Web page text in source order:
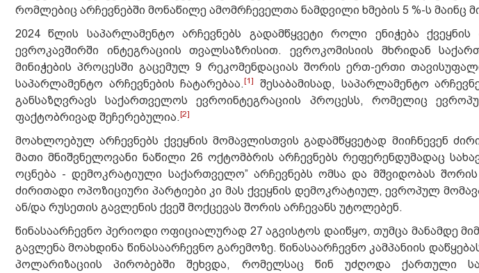
რომლებიც არჩევნებში მონაწილე ამომრჩეველთა ნამდვილი ხმების 5 %-ს მაინც
2024 წლის საპარლამენტო არჩევნებს გადამწყვეტი როლი ენიჭება
ევროკავშირში ინტეგრაციის თვალსაზრისით. ევროკომისიის მხრიდან
მინიჭების პროცესში გაცემულ 9 რეკომენდაციას შორის ერთ-ერთი
საპარლამენტო არჩევნების ჩატარებაა.[1]
შესაბამისად, საპარლამენტო
განსაზღვრავს საქართველოს ევროინტეგრაციის პროცესს, რომელიც
ფაქტობრივად შეჩერებულია.[2]
მოახლოებულ არჩევნებს ქვეყნის მომავლისთვის გადამწყვეტად მიიჩნევენ
მათი მნიშვნელოვანი ნაწილი 26 ოქტომბრის არჩევნებს რეფერენდუმადაც
ოცნება - დემოკრატიული საქართველო” არჩევნებს ომსა და მშვიდობას შორის
ძირითადი ოპოზიციური პარტიები კი მას ქვეყნის დემოკრატიულ, ევროპულ
ან/და რუსეთის გავლენის ქვეშ მოქცევას შორის არჩევანს უტოლებენ.
წინასაარჩევნო პერიოდი ოფიციალურად 27 აგვისტოს დაიწყო, თუმცა მანამდე
გავლენა მოახდინა წინასაარჩევნო გარემოზე. წინასაარჩევნო კამპანიის
პოლარიზაციის პირობებში შეხვდა, რომელსაც წინ უძღოდა ქართული